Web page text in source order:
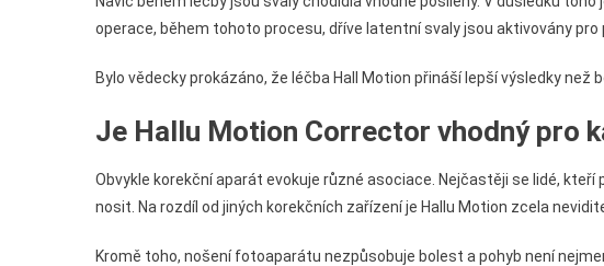
operace, během tohoto procesu, dříve latentní svaly jsou aktivovány pro
Bylo vědecky prokázáno, že léčba Hall Motion přináší lepší výsledky než
Je Hallu Motion Corrector vhodný pro
Obvykle korekční aparát evokuje různé asociace. Nejčastěji se lidé,
nosit. Na rozdíl od jiných korekčních zařízení je Hallu Motion zcela
Kromě toho, nošení fotoaparátu nezpůsobuje bolest a pohyb není